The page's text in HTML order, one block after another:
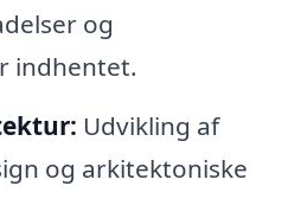
og
indhentet.
Udvikling af
og arkitektoniske